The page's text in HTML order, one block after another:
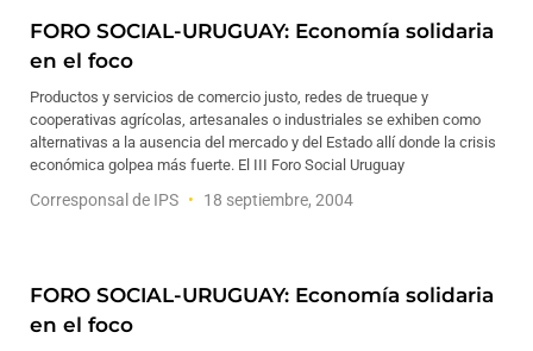
FORO SOCIAL-URUGUAY: Economía solidaria
en el foco
Productos y servicios de comercio justo, redes de trueque y
cooperativas agrícolas, artesanales o industriales se exhiben como
alternativas a la ausencia del mercado y del Estado allí donde la crisis
económica golpea más fuerte. El III Foro Social Uruguay
Corresponsal de IPS 18 septiembre, 2004
FORO SOCIAL-URUGUAY: Economía solidaria
en el foco